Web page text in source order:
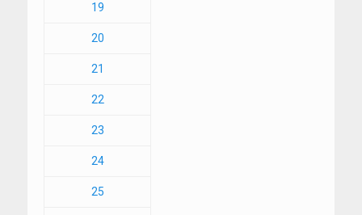
19
20
21
22
23
24
25